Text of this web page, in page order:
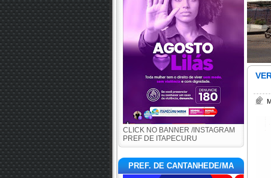
CLICK NO BANNER /INSTAGRAM
PREF DE ITAPECURU
PREF. DE CANTANHEDE/MA